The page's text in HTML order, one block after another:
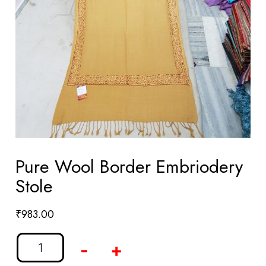
Pure Wool Border Embriodery
Stole
₹983.00
- +